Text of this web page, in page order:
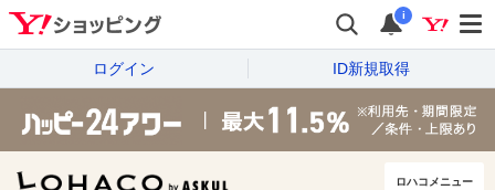
i
ログイン ID新規取得
ロハコメニュー